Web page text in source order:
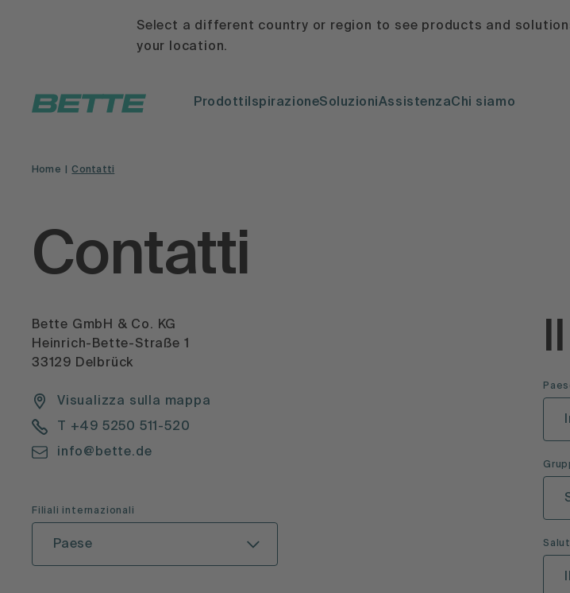
Select a different country or region to see products and
your location.
ProdottiIspirazioneSoluzioniAssistenzaChi siamo
Home Contatti
Contatti
Bette GmbH & Co. KG
Heinrich-Bette-Straße 1
33129 Delbrück
Visualizza sulla mappa
T +49 5250 511-520
info@bette.de
Filiali internazionali
Paese